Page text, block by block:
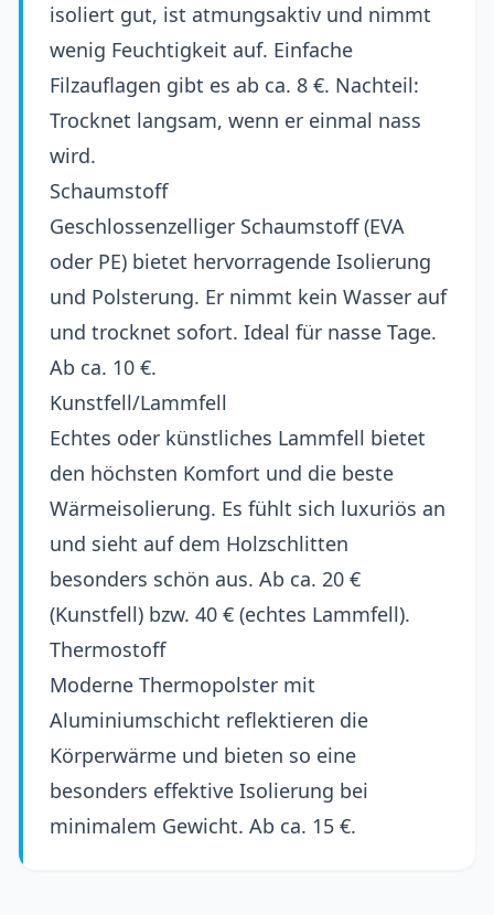
isoliert gut, ist atmungsaktiv und nimmt
wenig Feuchtigkeit auf. Einfache
Filzauflagen gibt es ab ca. 8 €. Nachteil:
Trocknet langsam, wenn er einmal nass
wird.
Schaumstoff
Geschlossenzelliger Schaumstoff (EVA
oder PE) bietet hervorragende Isolierung
und Polsterung. Er nimmt kein Wasser auf
und trocknet sofort. Ideal für nasse Tage.
Ab ca. 10 €.
Kunstfell/Lammfell
Echtes oder künstliches Lammfell bietet
den höchsten Komfort und die beste
Wärmeisolierung. Es fühlt sich luxuriös an
und sieht auf dem Holzschlitten
besonders schön aus. Ab ca. 20 €
(Kunstfell) bzw. 40 € (echtes Lammfell).
Thermostoff
Moderne Thermopolster mit
Aluminiumschicht reflektieren die
Körperwärme und bieten so eine
besonders effektive Isolierung bei
minimalem Gewicht. Ab ca. 15 €.